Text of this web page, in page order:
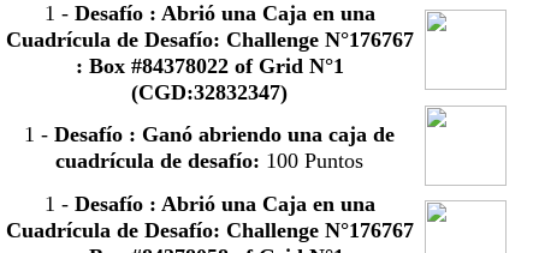
1 - Desafío : Abrió una Caja en una
Cuadrícula de Desafío: Challenge N°176767
: Box #84378022 of Grid N°1
(CGD:32832347)
1 -Desafío : Ganó abriendo una caja de
cuadrícula de desafío: 100 Puntos
1 - Desafío : Abrió una Caja en una
Cuadrícula de Desafío: Challenge N°176767